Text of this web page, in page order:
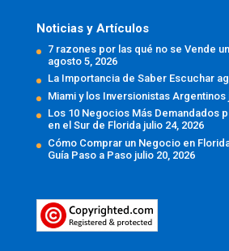
Noticias y Artículos
7 razones por las qué no se Vende
agosto 5, 2026
La Importancia de Saber Escuchar
Miami y los Inversionistas Argentinos
Los 10 Negocios Más Demandados
en el Sur de Florida julio 24, 2026
Cómo Comprar un Negocio en
Guía Paso a Paso julio 20, 2026